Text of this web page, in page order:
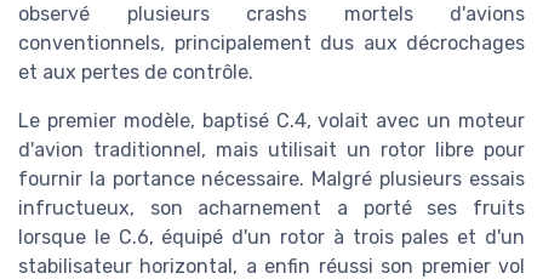
observé plusieurs crashs mortels d'avions
conventionnels, principalement dus aux décrochages
et aux pertes de contrôle.
Le premier modèle, baptisé C.4, volait avec un moteur
d'avion traditionnel, mais utilisait un rotor libre pour
fournir la portance nécessaire. Malgré plusieurs essais
infructueux, son acharnement a porté ses fruits
lorsque le C.6, équipé d'un rotor à trois pales et d'un
stabilisateur horizontal, a enfin réussi son premier vol